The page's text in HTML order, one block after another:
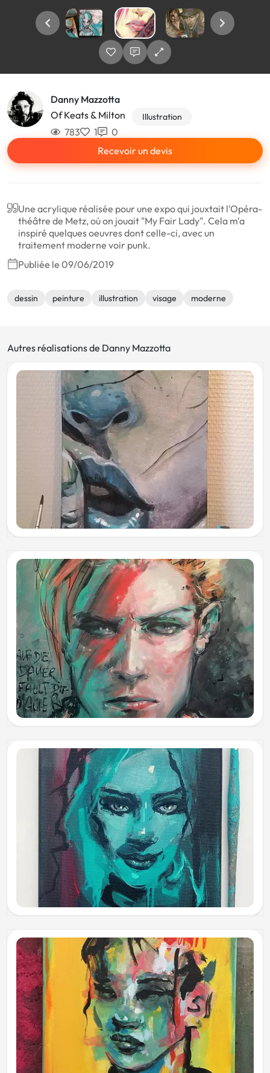
Danny Mazzotta
Of Keats & Milton
Illustration
783 1
0
Recevoir un devis
Une acrylique réalisée pour une expo qui jouxtait l'Opéra-
théâtre de Metz, où on jouait "My Fair Lady". Cela m'a
inspiré quelques oeuvres dont celle-ci, avec un
traitement moderne voir punk.
Publiée le 09/06/2019
dessin peinture illustration visage moderne
Autres réalisations de Danny Mazzotta